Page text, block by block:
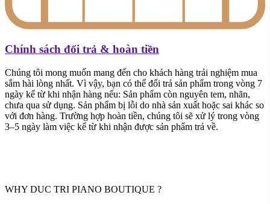
Chính sách đổi trả & hoàn tiền
Chúng tôi mong muốn mang đến cho khách hàng trải nghiệm mua
sắm hài lòng nhất. Vì vậy, bạn có thể đổi trả sản phẩm trong vòng 7
ngày kể từ khi nhận hàng nếu: Sản phẩm còn nguyên tem, nhãn,
chưa qua sử dụng. Sản phẩm bị lỗi do nhà sản xuất hoặc sai khác so
với đơn hàng. Trường hợp hoàn tiền, chúng tôi sẽ xử lý trong vòng
3–5 ngày làm việc kể từ khi nhận được sản phẩm trả về.
WHY DUC TRI PIANO BOUTIQUE ?